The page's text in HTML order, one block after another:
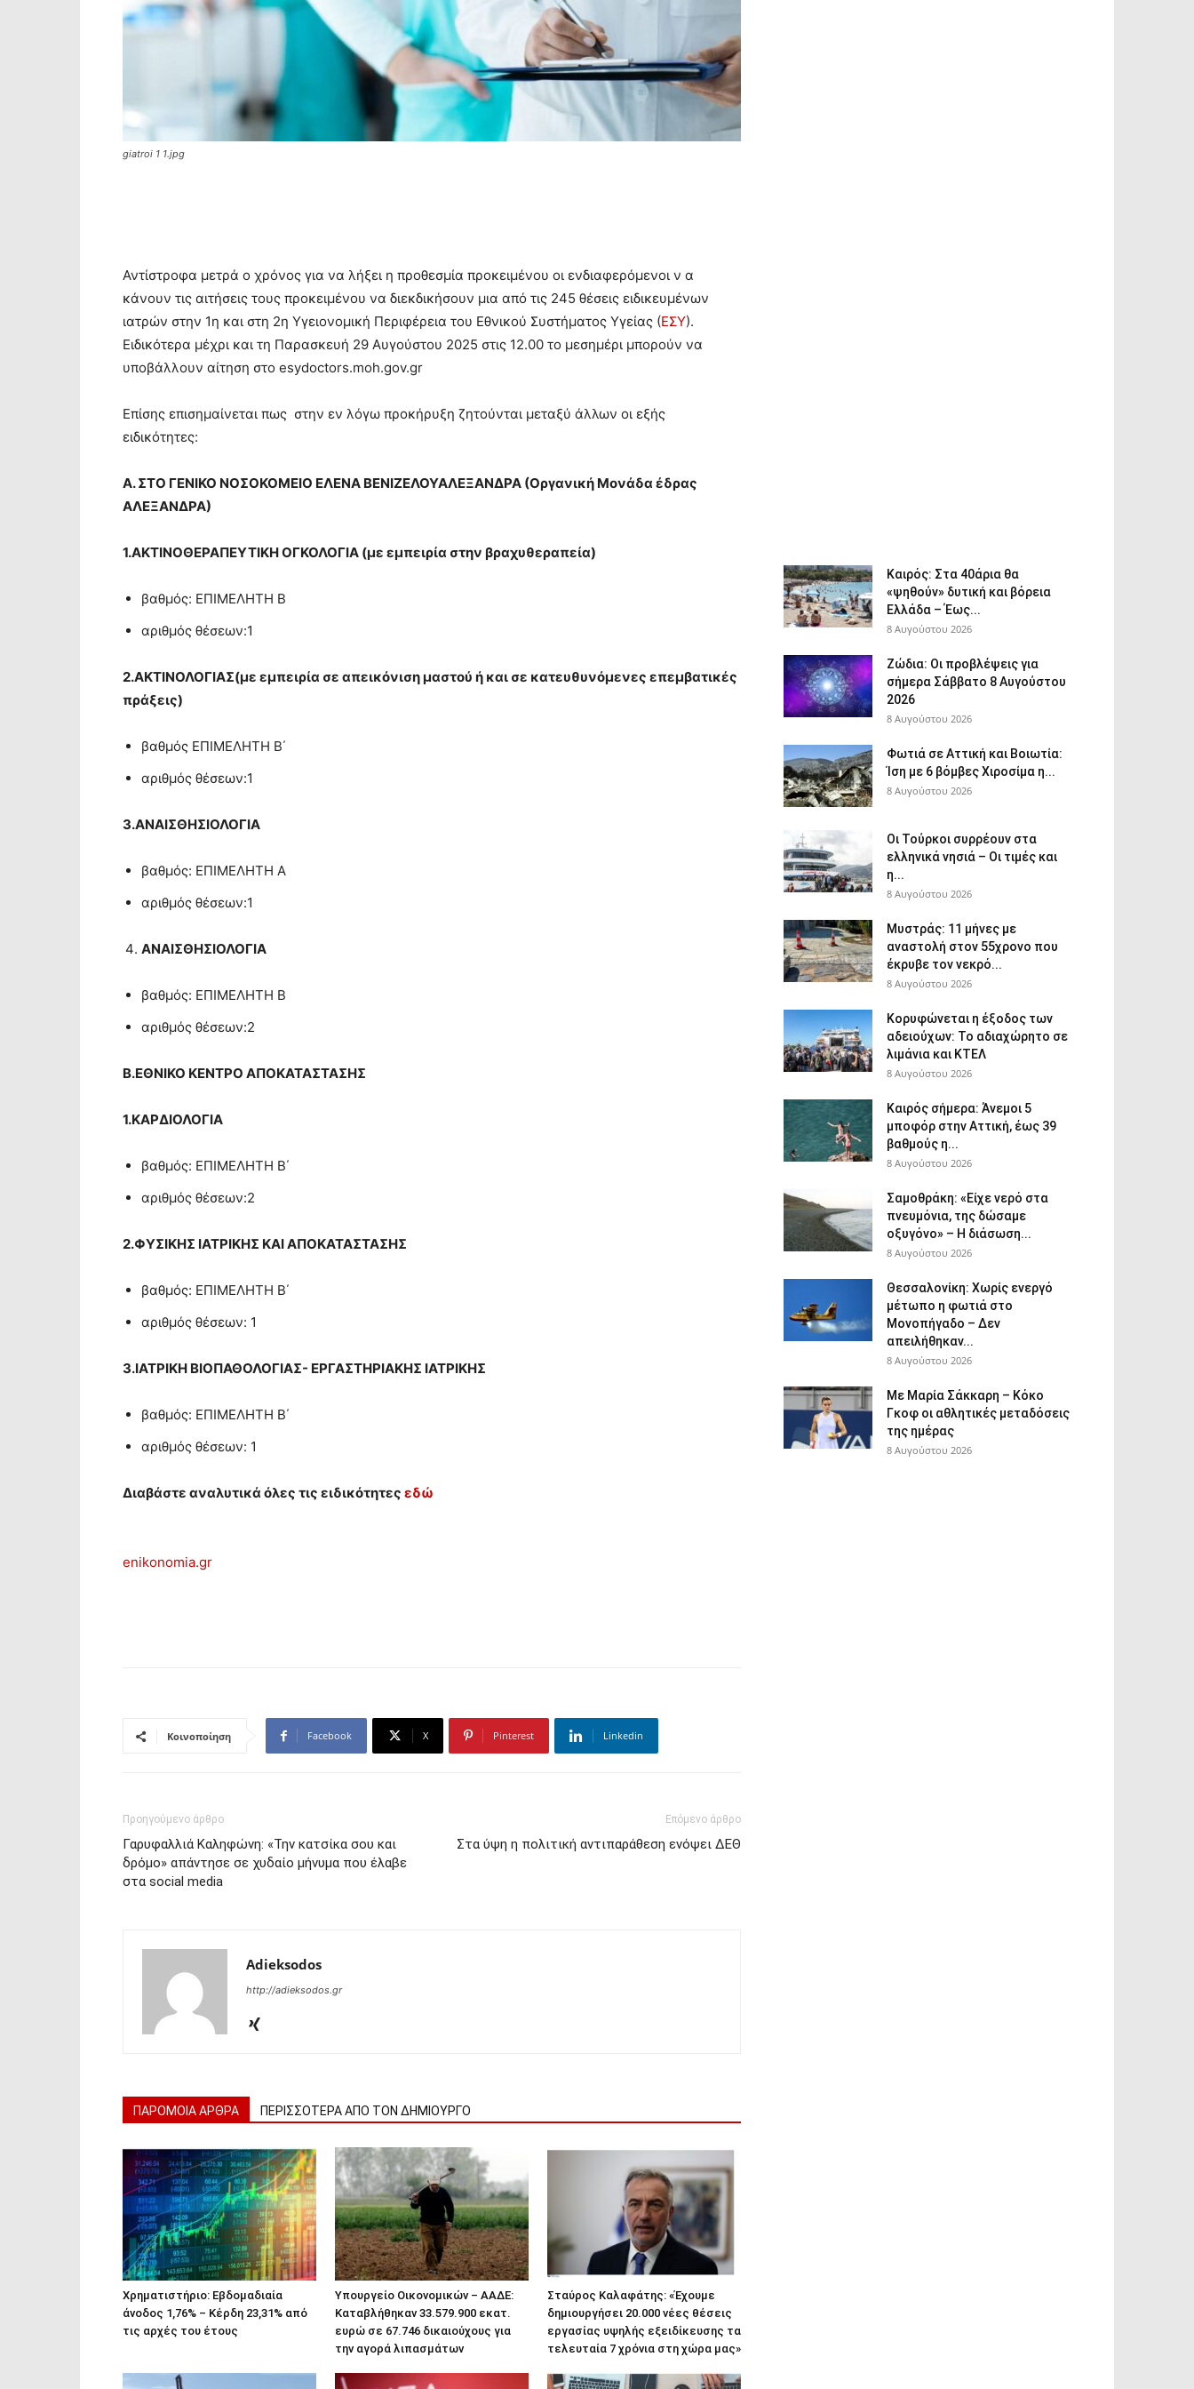
giatroi 1 1.jpg
Αντίστροφα μετρά ο χρόνος για να λήξει η προθεσμία προκειμένου οι ενδιαφερόμενοι ν α
κάνουν τις αιτήσεις τους προκειμένου να διεκδικήσουν μια από τις 245 θέσεις ειδικευμένων
ιατρών στην 1η και στη 2η Υγειονομική Περιφέρεια του Εθνικού Συστήματος Υγείας (ΕΣΥ).
Ειδικότερα μέχρι και τη Παρασκευή 29 Αυγούστου 2025 στις 12.00 το μεσημέρι μπορούν να
υποβάλλουν αίτηση στο esydoctors.moh.gov.gr
Επίσης επισημαίνεται πως στην εν λόγω προκήρυξη ζητούνται μεταξύ άλλων οι εξής
ειδικότητες:
Α. ΣΤΟ ΓΕΝΙΚΟ ΝΟΣΟΚΟΜΕΙΟ ΕΛΕΝΑ ΒΕΝΙΖΕΛΟΥΑΛΕΞΑΝΔΡΑ (Οργανική Μονάδα έδρας
ΑΛΕΞΑΝΔΡΑ)
1.ΑΚΤΙΝΟΘΕΡΑΠΕΥΤΙΚΗ ΟΓΚΟΛΟΓΙΑ (με εμπειρία στην βραχυθεραπεία)
βαθμός: ΕΠΙΜΕΛΗΤΗ Β
αριθμός θέσεων:1
2.ΑΚΤΙΝΟΛΟΓΙΑΣ(με εμπειρία σε απεικόνιση μαστού ή και σε κατευθυνόμενες επεμβατικές
πράξεις)
βαθμός ΕΠΙΜΕΛΗΤΗ Β΄
αριθμός θέσεων:1
3.ΑΝΑΙΣΘΗΣΙΟΛΟΓΙΑ
βαθμός: ΕΠΙΜΕΛΗΤΗ Α
αριθμός θέσεων:1
ΑΝΑΙΣΘΗΣΙΟΛΟΓΙΑ
βαθμός: ΕΠΙΜΕΛΗΤΗ Β
αριθμός θέσεων:2
Β.ΕΘΝΙΚΟ ΚΕΝΤΡΟ ΑΠΟΚΑΤΑΣΤΑΣΗΣ
1.ΚΑΡΔΙΟΛΟΓΙΑ
βαθμός: ΕΠΙΜΕΛΗΤΗ Β΄
αριθμός θέσεων:2
2.ΦΥΣΙΚΗΣ ΙΑΤΡΙΚΗΣ ΚΑΙ ΑΠΟΚΑΤΑΣΤΑΣΗΣ
βαθμός: ΕΠΙΜΕΛΗΤΗ Β΄
αριθμός θέσεων: 1
3.ΙΑΤΡΙΚΗ ΒΙΟΠΑΘΟΛΟΓΙΑΣ- ΕΡΓΑΣΤΗΡΙΑΚΗΣ ΙΑΤΡΙΚΗΣ
βαθμός: ΕΠΙΜΕΛΗΤΗ Β΄
αριθμός θέσεων: 1
Διαβάστε αναλυτικά όλες τις ειδικότητες εδώ
enikonomia.gr
Κοινοποίηση Facebook X Pinterest Linkedin
Προηγούμενο άρθρο
Γαρυφαλλιά Καληφώνη: «Την κατσίκα σου και
δρόμο» απάντησε σε χυδαίο μήνυμα που έλαβε
στα social media
Επόμενο άρθρο
Στα ύψη η πολιτική αντιπαράθεση ενόψει ΔΕΘ
Adieksodos
http://adieksodos.gr
ΠΑΡΟΜΟΙΑ ΑΡΘΡΑ ΠΕΡΙΣΣΟΤΕΡΑ ΑΠΟ ΤΟΝ ΔΗΜΙΟΥΡΓΟ
Χρηματιστήριο: Εβδομαδιαία
άνοδος 1,76% – Κέρδη 23,31% από
τις αρχές του έτους
Υπουργείο Οικονομικών – ΑΑΔΕ:
Καταβλήθηκαν 33.579.900 εκατ.
ευρώ σε 67.746 δικαιούχους για
την αγορά λιπασμάτων
Σταύρος Καλαφάτης: «Έχουμε
δημιουργήσει 20.000 νέες θέσεις
εργασίας υψηλής εξειδίκευσης τα
τελευταία 7 χρόνια στη χώρα μας»
Καιρός: Στα 40άρια θα
«ψηθούν» δυτική και βόρεια
Ελλάδα – Έως...
8 Αυγούστου 2026
Ζώδια: Οι προβλέψεις για
σήμερα Σάββατο 8 Αυγούστου
2026
8 Αυγούστου 2026
Φωτιά σε Αττική και Βοιωτία:
Ίση με 6 βόμβες Χιροσίμα η...
8 Αυγούστου 2026
Οι Τούρκοι συρρέουν στα
ελληνικά νησιά – Οι τιμές και
η...
8 Αυγούστου 2026
Μυστράς: 11 μήνες με
αναστολή στον 55χρονο που
έκρυβε τον νεκρό...
8 Αυγούστου 2026
Κορυφώνεται η έξοδος των
αδειούχων: Το αδιαχώρητο σε
λιμάνια και ΚΤΕΛ
8 Αυγούστου 2026
Καιρός σήμερα: Άνεμοι 5
μποφόρ στην Αττική, έως 39
βαθμούς η...
8 Αυγούστου 2026
Σαμοθράκη: «Είχε νερό στα
πνευμόνια, της δώσαμε
οξυγόνο» – Η διάσωση...
8 Αυγούστου 2026
Θεσσαλονίκη: Χωρίς ενεργό
μέτωπο η φωτιά στο
Μονοπήγαδο – Δεν
απειλήθηκαν...
8 Αυγούστου 2026
Με Μαρία Σάκκαρη – Κόκο
Γκοφ οι αθλητικές μεταδόσεις
της ημέρας
8 Αυγούστου 2026